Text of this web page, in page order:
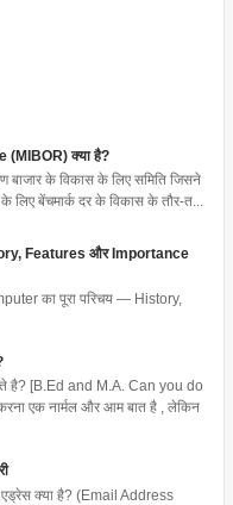
(MIBOR) क्या है?
के विकास के लिए समिति जिसने
लिए बेंचमार्क दर के विकास के तौर-त...
Features और Importance
का पूरा परिचय — History,
है? [B.Ed and M.A. Can you do
एक नार्मल और आम बात है , लेकिन
क्या है? (Email Address